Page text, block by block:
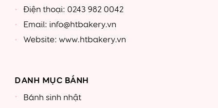
Điện thoại: 0243 982 0042
Email: info@htbakery.vn
Website: www.htbakery.vn
DANH MỤC BÁNH
Bánh sinh nhật